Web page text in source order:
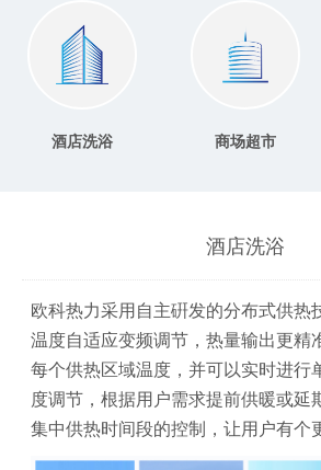
酒店洗浴 商场超市
酒店洗浴
欧科热力采用自主硏发的分布式供热
温度自适应变频调节，热量输出更精
每个供热区域温度，并可以实时进行
度调节，根据用户需求提前供暖或延
集中供热时间段的控制，让用户有个